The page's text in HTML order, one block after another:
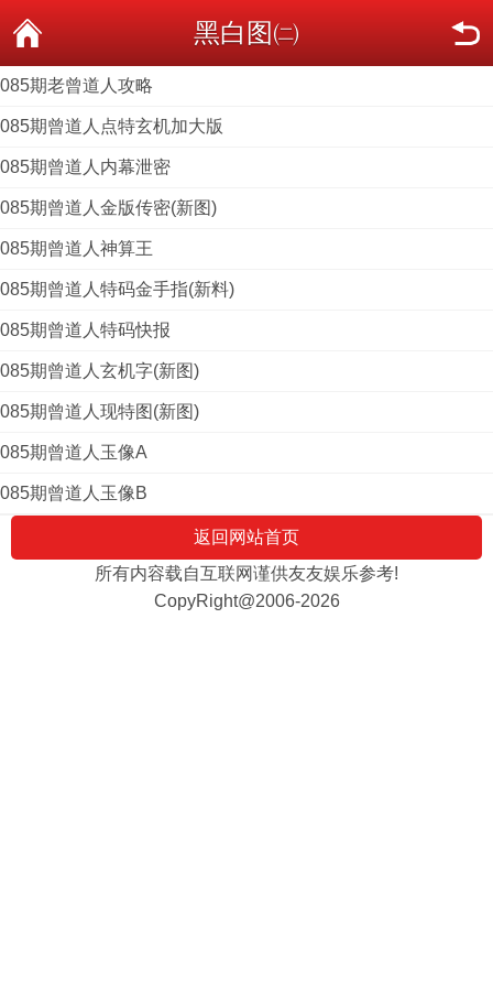
黑白图㈡
085期老曾道人攻略
085期曾道人点特玄机加大版
085期曾道人内幕泄密
085期曾道人金版传密(新图)
085期曾道人神算王
085期曾道人特码金手指(新料)
085期曾道人特码快报
085期曾道人玄机字(新图)
085期曾道人现特图(新图)
085期曾道人玉像A
085期曾道人玉像B
返回网站首页
所有内容载自互联网谨供友友娱乐参考!
CopyRight@2006-2026